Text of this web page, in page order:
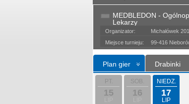
MEDBLEDON -
Lekarzy
Organizator:
Michałówek
Miejsce turnieju:
99-416
Plan gier Drabinki
PT.
15
SOB.
16
NIEDZ.
17
LIP